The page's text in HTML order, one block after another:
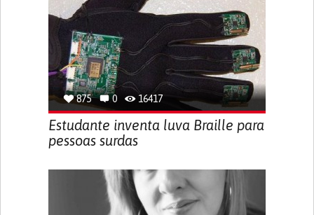
875 0 16417
Estudante inventa luva Braille para
pessoas surdas